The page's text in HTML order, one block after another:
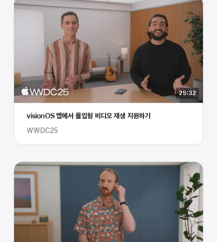
25:32
visionOS 앱에서 몰입형 비디오 재생 지원하기
WWDC25